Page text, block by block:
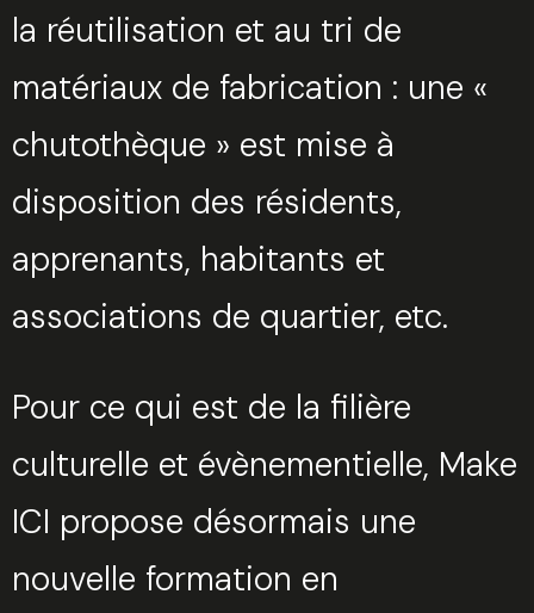
la réutilisation et au tri de
matériaux de fabrication : une «
chutothèque » est mise à
disposition des résidents,
apprenants, habitants et
associations de quartier, etc.
Pour ce qui est de la filière
culturelle et évènementielle, Make
ICI propose désormais une
nouvelle formation en
Sélectionnez une durée